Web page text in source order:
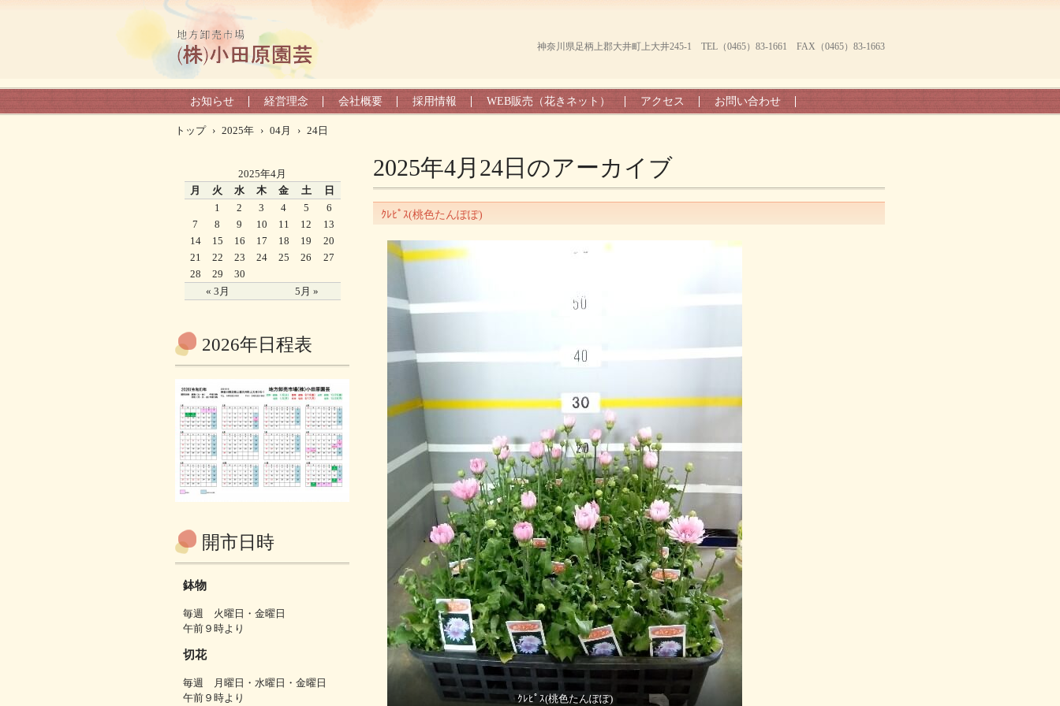
神奈川県足柄上郡大井町上大井245-1 TEL（0465）83-1661 FAX（0465）83-1663
お知らせ 経営理念 会社概要 採用情報 WEB販売（花きネット） アクセス お問い合わせ
トップ › 2025年 › 04月 › 24日
2025年4月24日 のアーカイブ
ｸﾚﾋﾟｽ(桃色たんぽぽ)
ｸﾚﾋﾟｽ(桃色たんぽぽ)
2025年4月
月
火 水 木 金 土 日
« 3月 5月 »
1 2 3 4 5
6
7
8 9 10 11 12
13
14
15 16 17 18 19
20
21
22 23 24 25 26
27
28
29 30
2026年日程表
開市日時
鉢物
毎週 火曜日・金曜日
午前９時より
切花
毎週 月曜日・水曜日・金曜日
午前９時より